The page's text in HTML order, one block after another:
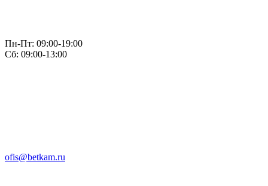
Пн-Пт: 09:00-19:00
Сб: 09:00-13:00
ofis@betkam.ru